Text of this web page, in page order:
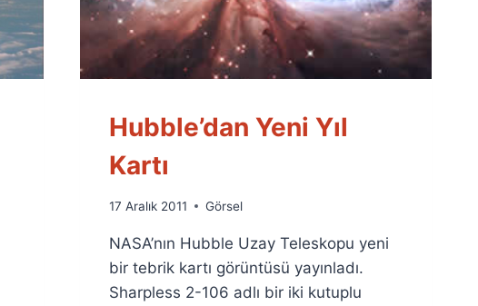
Hubble’dan Yeni Yıl
Kartı
By
Fuat
Özyar
17 Aralık 2011 Görsel
NASA’nın Hubble Uzay Teleskopu yeni
bir tebrik kartı görüntüsü yayınladı.
Sharpless 2-106 adlı bir iki kutuplu